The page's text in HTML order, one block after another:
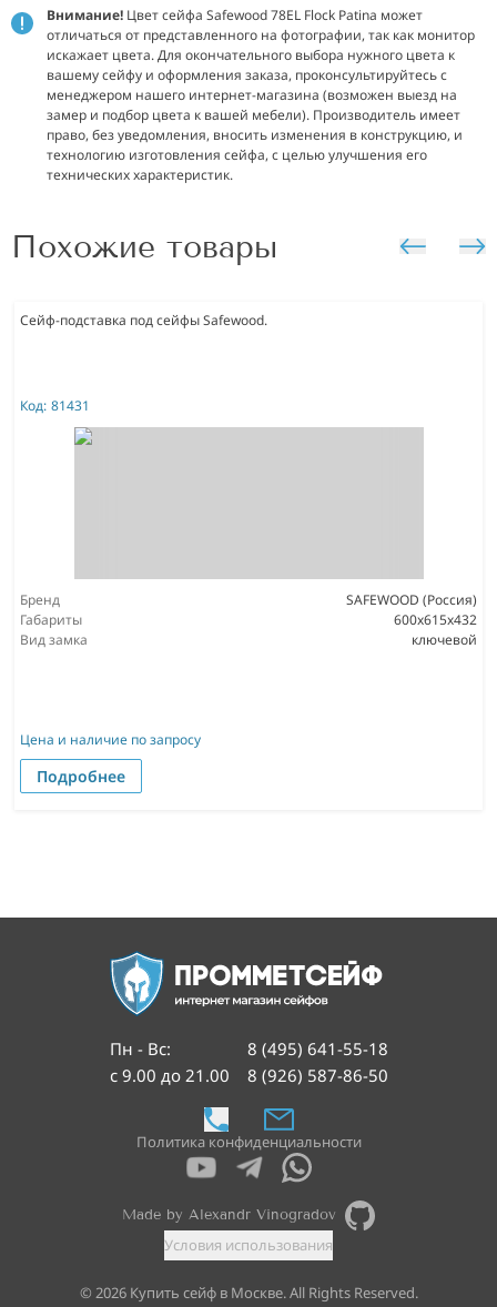
Внимание! Цвет сейфа Safewood 78EL Flock Patina может
отличаться от представленного на фотографии, так как монитор
искажает цвета. Для окончательного выбора нужного цвета к
вашему сейфу и оформления заказа, проконсультируйтесь с
менеджером нашего интернет-магазина (возможен выезд на
замер и подбор цвета к вашей мебели). Производитель имеет
право, без уведомления, вносить изменения в конструкцию, и
технологию изготовления сейфа, с целью улучшения его
технических характеристик.
Похожие товары
Сейф-подставка под сейфы Safewood.
Код: 81431
Бренд
SAFEWOOD (Россия)
Габариты
600х615х432
Вид замка
ключевой
Цена и наличие по запросу
Подробнее
Пн - Вс:
с 9.00 до 21.00
8 (495) 641-55-18
8 (926) 587-86-50
Политика конфиденциальности
Условия использования
© 2026Купить сейф в Москве. All Rights Reserved.
Made by Alexandr Vinogradov